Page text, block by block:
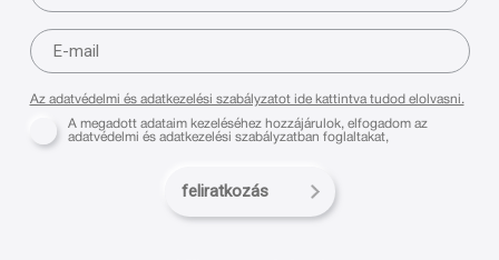
Az adatvédelmi és adatkezelési szabályzatot ide kattintva tudod elolvasni.
A megadott adataim kezeléséhez hozzájárulok, elfogadom az
adatvédelmi és adatkezelési szabályzatban foglaltakat,
feliratkozás